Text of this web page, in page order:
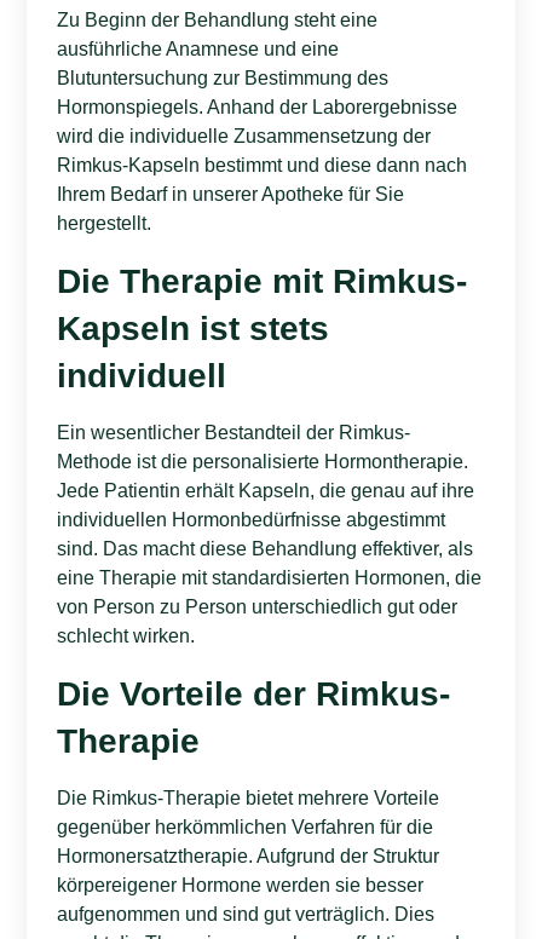
Zu Beginn der Behandlung steht eine
ausführliche Anamnese und eine
Blutuntersuchung zur Bestimmung des
Hormonspiegels. Anhand der Laborergebnisse
wird die individuelle Zusammensetzung der
Rimkus-Kapseln bestimmt und diese dann nach
Ihrem Bedarf in unserer Apotheke für Sie
hergestellt.
Die Therapie mit Rimkus-
Kapseln ist stets
individuell
Ein wesentlicher Bestandteil der Rimkus-
Methode ist die personalisierte Hormontherapie.
Jede Patientin erhält Kapseln, die genau auf ihre
individuellen Hormonbedürfnisse abgestimmt
sind. Das macht diese Behandlung effektiver, als
eine Therapie mit standardisierten Hormonen, die
von Person zu Person unterschiedlich gut oder
schlecht wirken.
Die Vorteile der Rimkus-
Therapie
Die Rimkus-Therapie bietet mehrere Vorteile
gegenüber herkömmlichen Verfahren für die
Hormonersatztherapie. Aufgrund der Struktur
körpereigener Hormone werden sie besser
aufgenommen und sind gut verträglich. Dies